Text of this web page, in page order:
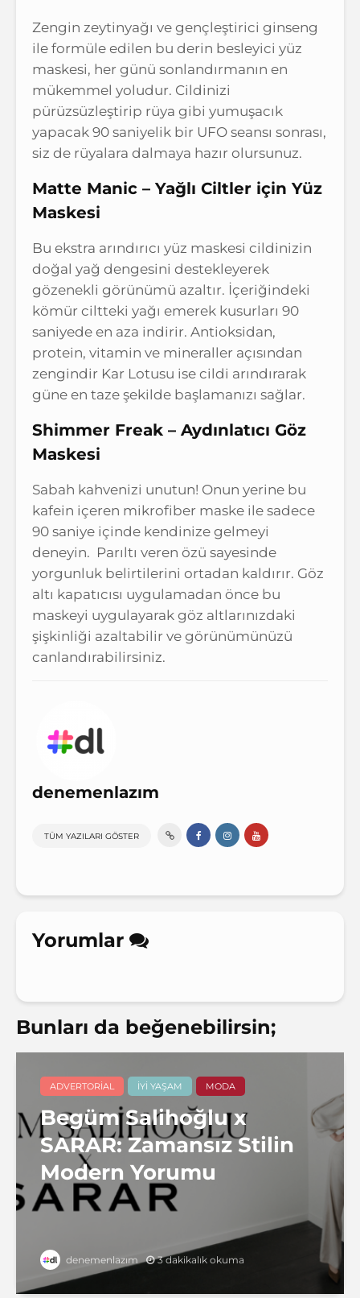
Zengin zeytinyağı ve gençleştirici ginseng
ile formüle edilen bu derin besleyici yüz
maskesi, her günü sonlandırmanın en
mükemmel yoludur. Cildinizi
pürüzsüzleştirip rüya gibi yumuşacık
yapacak 90 saniyelik bir UFO seansı sonrası,
siz de rüyalara dalmaya hazır olursunuz.
Matte Manic – Yağlı Ciltler için Yüz
Maskesi
Bu ekstra arındırıcı yüz maskesi cildinizin
doğal yağ dengesini destekleyerek
gözenekli görünümü azaltır. İçeriğindeki
kömür ciltteki yağı emerek kusurları 90
saniyede en aza indirir. Antioksidan,
protein, vitamin ve mineraller açısından
zengindir Kar Lotusu ise cildi arındırarak
güne en taze şekilde başlamanızı sağlar.
Shimmer Freak – Aydınlatıcı Göz
Maskesi
Sabah kahvenizi unutun! Onun yerine bu
kafein içeren mikrofiber maske ile sadece
90 saniye içinde kendinize gelmeyi
deneyin. Parıltı veren özü sayesinde
yorgunluk belirtilerini ortadan kaldırır. Göz
altı kapatıcısı uygulamadan önce bu
maskeyi uygulayarak göz altlarınızdaki
şişkinliği azaltabilir ve görünümünüzü
canlandırabilirsiniz.
denemenlazım
TÜM YAZILARI GÖSTER
Yorumlar
Bunları da beğenebilirsin;
ADVERTORIAL İYI YAŞAM MODA
Begüm Salihoğlu x
SARAR: Zamansız Stilin
Modern Yorumu
denemenlazım 3 dakikalık okuma